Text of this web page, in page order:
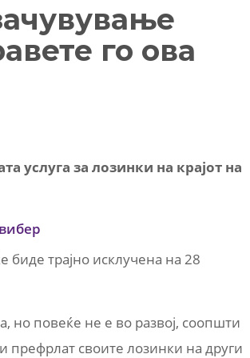
го ова
услуга за лозинки на крајот на
биде трајно исклучена на 28
но повеќе не е во развој, соопшти
префрлат своите лозинки на други